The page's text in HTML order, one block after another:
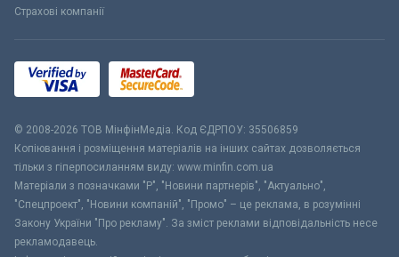
Страхові компанії
© 2008-2026 ТОВ МiнфiнМедiа. Код ЄДРПОУ: 35506859
Копіювання і розміщення матеріалів на інших сайтах дозволяється
тільки з гіперпосиланням виду: www.minfin.com.ua
Матеріали з позначками "Р", "Новини партнерів", "Актуально",
"Спецпроект", "Новини компаній", "Промо" – це реклама, в розумінні
Закону України "Про рекламу". За зміст реклами відповідальність несе
рекламодавець.